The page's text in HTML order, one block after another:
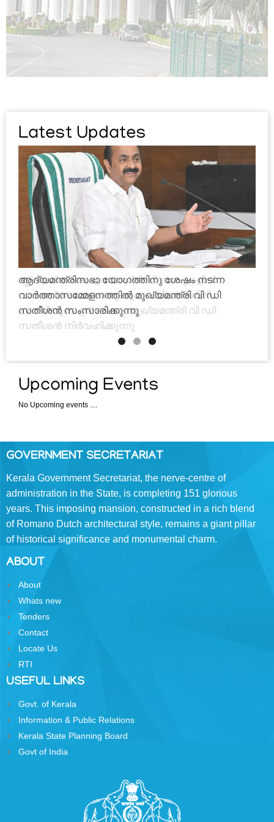
Library
SERVICES
Rules
Civil
List
KAS
On
Deputation
District
Collectors
Police
Emblem
Forms
Reports
Acts
and
Lists
Manuals
Telephone
Directory
Government
Latest Updates
ആദ്യമന്ത്രിസഭാ യോഗത്തിനു ശേഷം നടന്ന
വാർത്താസമ്മേളനത്തിൽ മുഖ്യമന്ത്രി വി ഡി
സതീശൻ സംസാരിക്കുന്നു
Upcoming Events
No Upcoming events ....
GOVERNMENT SECRETARIAT
Kerala Government Secretariat, the nerve-centre of
administration in the State, is completing 151 glorious
years. This imposing mansion, constructed in a rich blend
of Romano­ Dutch architectural style, remains a giant pillar
of historical significance and monumental charm.
ABOUT
About
Whats new
Tenders
Contact
Locate Us
RTI
USEFUL LINKS
Govt. of Kerala
Information & Public Relations
Kerala State Planning Board
Govt of India